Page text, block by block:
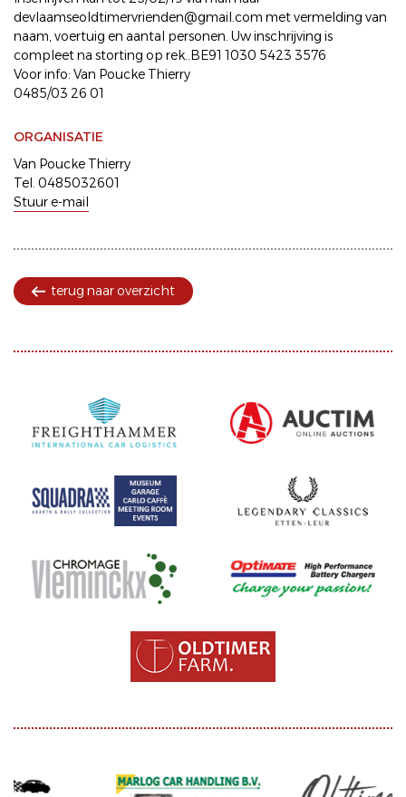
devlaamseoldtimervrienden@gmail.com met vermelding van
naam, voertuig en aantal personen. Uw inschrijving is
compleet na storting op rek..BE91 1030 5423 3576
Voor info: Van Poucke Thierry
0485/03 26 01
ORGANISATIE
Van Poucke Thierry
Tel. 0485032601
Stuur e-mail
terug naar overzicht